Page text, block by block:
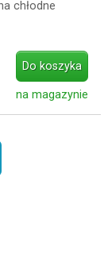
chłodne
Do koszyka
na magazynie